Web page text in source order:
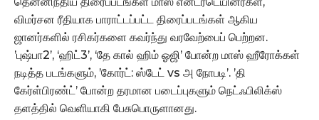
விமர்சன ரீதியாக பாராட்டப்பட்ட திரைப்படங்கள் ஆகிய
ஜானர்களில் ரசிகர்களை கவர்ந்து வரவேற்பைப் பெற்றன.
’புஷ்பா2’, ‘ஹிட்3’, ‘தே கால் ஹிம் ஓஜி’ போன்ற மாஸ் ஹீரோக்கள்
நடித்த படங்களும், ’கோர்ட்: ஸ்டேட் vs அ நோபடி’. ’தி
கேர்ள்பிரண்ட்’ போன்ற தரமான படைப்புகளும் நெட்ஃபிலிக்ஸ்
தளத்தில் வெளியாகி பேசுபொருளானது.